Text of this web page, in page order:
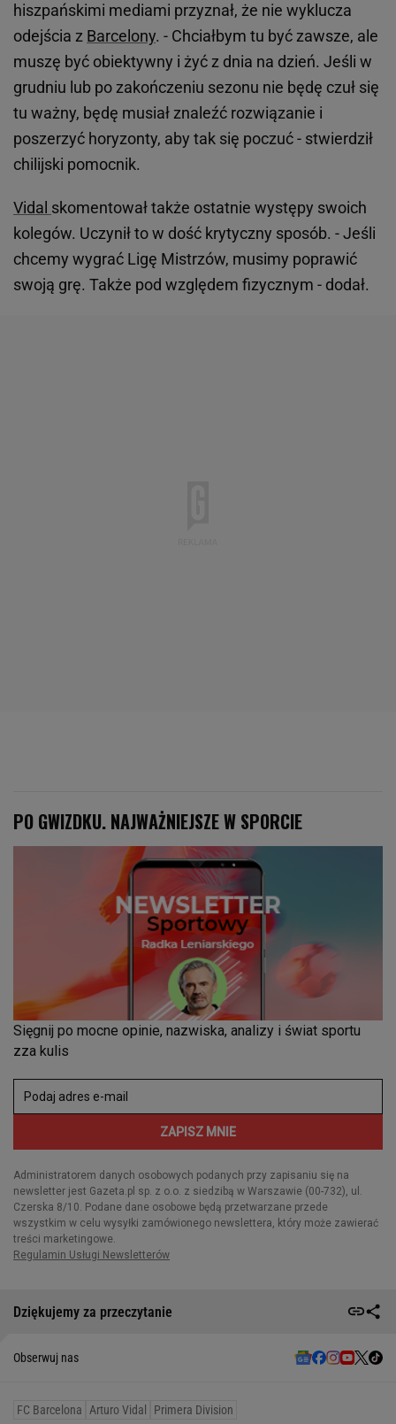
hiszpańskimi mediami przyznał, że nie wyklucza
odejścia z Barcelony. - Chciałbym tu być zawsze, ale
muszę być obiektywny i żyć z dnia na dzień. Jeśli w
grudniu lub po zakończeniu sezonu nie będę czuł się
tu ważny, będę musiał znaleźć rozwiązanie i
poszerzyć horyzonty, aby tak się poczuć - stwierdził
chilijski pomocnik.
Vidal skomentował także ostatnie występy swoich
kolegów. Uczynił to w dość krytyczny sposób. - Jeśli
chcemy wygrać Ligę Mistrzów, musimy poprawić
swoją grę. Także pod względem fizycznym - dodał.
Dziękujemy za przeczytanie
Obserwuj nas
FC Barcelona Arturo Vidal Primera Division